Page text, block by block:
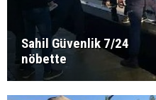
Sahil Güvenlik 7/24
nöbette